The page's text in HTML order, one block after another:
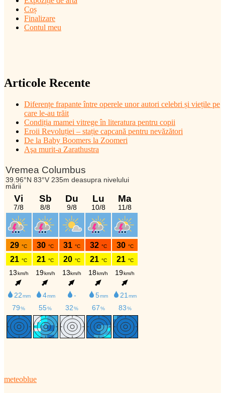
Coș
Finalizare
Contul meu
Articole Recente
Diferențe frapante între operele unor autori celebri și viețile pe
care le-au trăit
Condiția mamei vitrege în literatura pentru copii
Eroii Revoluției – stație capcană pentru nevăzători
De la Baby Boomers la Zoomeri
Aşa murit-a Zarathustra
meteoblue